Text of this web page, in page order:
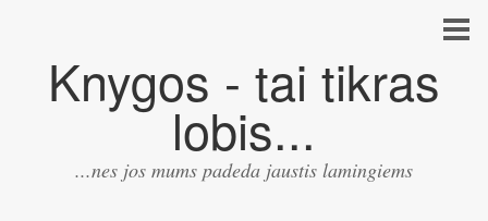
Knygos - tai tikras
lobis...
...nes jos mums padeda jaustis lamingiems